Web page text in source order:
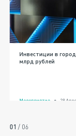
Инвестиции в
млрд рублей
Мероприятие 28
01 / 06